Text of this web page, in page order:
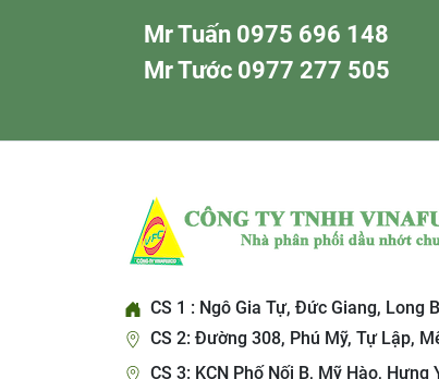
Mr Tuấn 0975 696 148
Mr Tước 0977 277 505
CS 1 : Ngô Gia Tự, Đức Giang, Long
CS 2: Đường 308, Phú Mỹ, Tự Lập,
CS 3: KCN Phố Nối B, Mỹ Hào, Hưng